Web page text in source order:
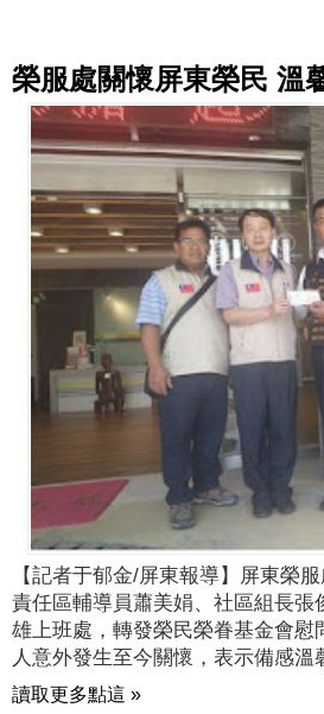
榮服處關懷屏東榮民 溫
【記者于郁金/屏東報導】屏東榮
責任區輔導員蕭美娟、社區組長
雄上班處，轉發榮民榮眷基金會
人意外發生至今關懷，表示備感溫
讀取更多點這 »